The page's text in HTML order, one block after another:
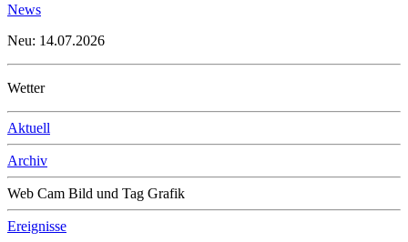
News
Neu: 14.07.2026
Wetter
Aktuell
Archiv
Web Cam Bild und Tag Grafik
Ereignisse